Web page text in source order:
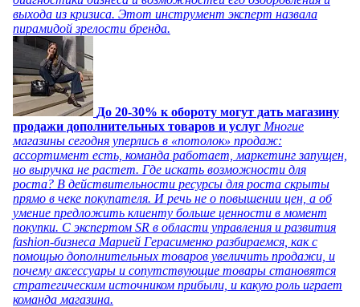
выхода из кризиса. Этот инструмент эксперт назвала
пирамидой зрелости бренда.
До 20-30% к обороту могут дать магазину
продажи дополнительных товаров и услуг Многие
магазины сегодня уперлись в «потолок» продаж:
ассортимент есть, команда работает, маркетинг запущен,
но выручка не растет. Где искать возможности для
роста? В действительности ресурсы для роста скрыты
прямо в чеке покупателя. И речь не о повышении цен, а об
умение предложить клиенту больше ценности в момент
покупки. С экспертом SR в области управления и развития
fashion-бизнеса Марией Герасименко разбираемся, как с
помощью дополнительных товаров увеличить продажи, и
почему аксессуары и сопутствующие товары становятся
стратегическим источником прибыли, и какую роль играет
команда магазина.